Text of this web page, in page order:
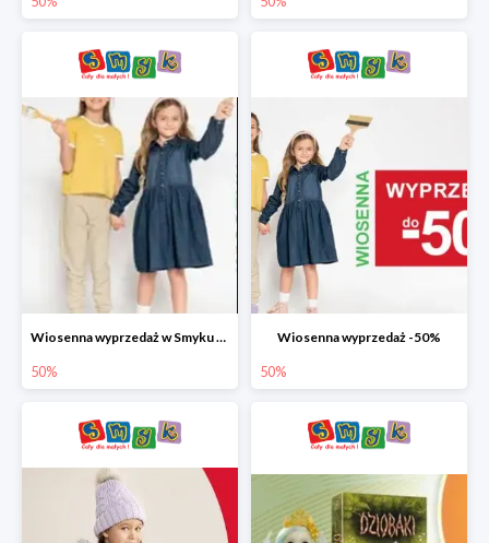
Wiosenna wyprzedaż w Smyku do -50%
50%
Wiosenna wyprzedaż -50%
50%